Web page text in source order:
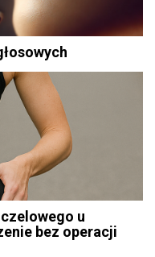
u
bez operacji